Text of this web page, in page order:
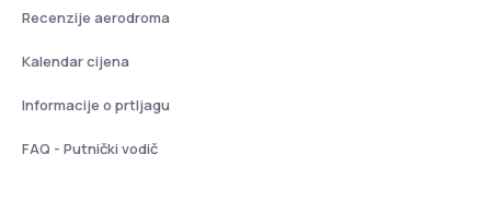
Recenzije aerodroma
Kalendar cijena
Informacije o prtljagu
FAQ - Putnički vodič